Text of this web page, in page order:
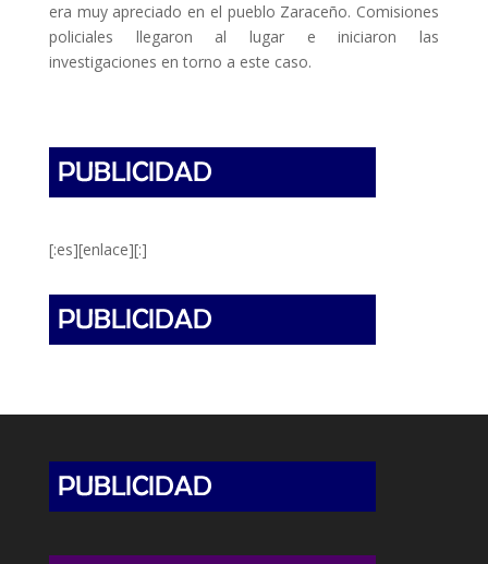
era muy apreciado en el pueblo Zaraceño. Comisiones
policiales llegaron al lugar e iniciaron las
investigaciones en torno a este caso.
[:es][enlace][:]